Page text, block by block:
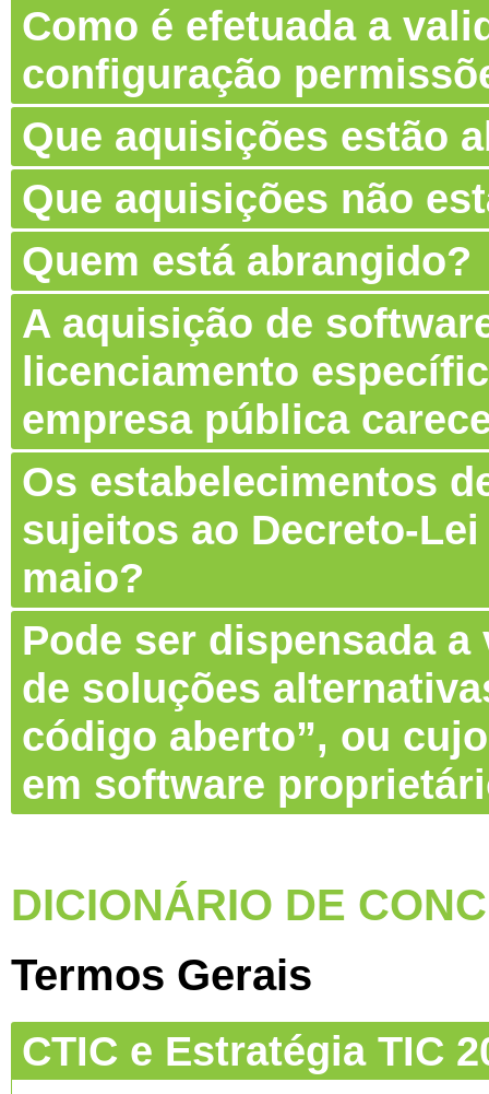
Como é efetuada a
configuração
Que aquisições estão
Que aquisições não
Quem está abrangido?
A aquisição de
licenciamento
empresa pública
Os estabelecimentos
sujeitos ao Decreto-Lei
maio?
Pode ser dispensada
de soluções
código aberto”, ou
em software
DICIONÁRIO DE
Termos Gerais
CTIC e Estratégia TIC